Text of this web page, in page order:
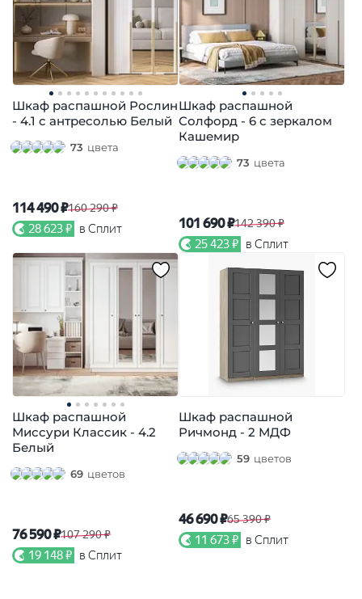
Шкаф распашной Рослин
- 4.1 с антресолью Белый
73 цвета
114 490 ₽160 290 ₽
28 623 ₽ в Сплит
Шкаф распашной
Солфорд - 6 с зеркалом
Кашемир
73 цвета
101 690 ₽142 390 ₽
25 423 ₽ в Сплит
Шкаф распашной
Миссури Классик - 4.2
Белый
69 цветов
76 590 ₽107 290 ₽
19 148 ₽ в Сплит
Шкаф распашной
Ричмонд - 2 МДФ
59 цветов
46 690 ₽65 390 ₽
11 673 ₽ в Сплит